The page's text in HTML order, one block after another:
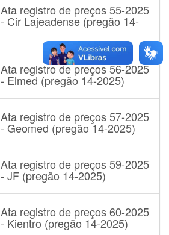
Ata registro de preços 55-2025
- Cir Lajeadense (pregão 14-
Ata registro de preços 56-2025
- Elmed (pregão 14-2025)
Ata registro de preços 57-2025
- Geomed (pregão 14-2025)
Ata registro de preços 59-2025
- JF (pregão 14-2025)
Ata registro de preços 60-2025
- Kientro (pregão 14-2025)